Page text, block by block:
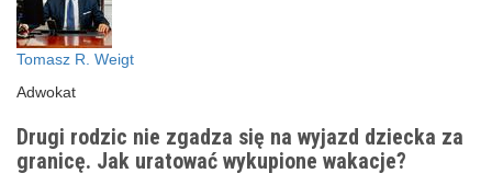
Tomasz R. Weigt
Adwokat
Drugi rodzic nie zgadza się na wyjazd dziecka za
granicę. Jak uratować wykupione wakacje?